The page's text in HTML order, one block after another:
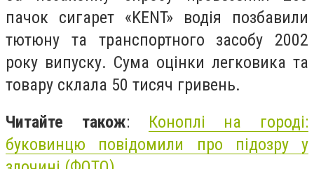
пачок сигарет «KENT» водія позбавили
тютюну та транспортного засобу 2002
року випуску. Сума оцінки легковика та
товару склала 50 тисяч гривень.
Читайте також: Коноплі на городі:
буковинцю повідомили про підозру у